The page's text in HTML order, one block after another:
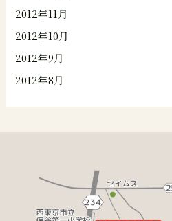
2012年11月
2012年10月
2012年9月
2012年8月